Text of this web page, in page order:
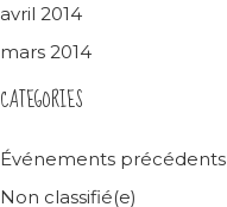
avril 2014
mars 2014
CATEGORIES
Événements précédents
Non classifié(e)